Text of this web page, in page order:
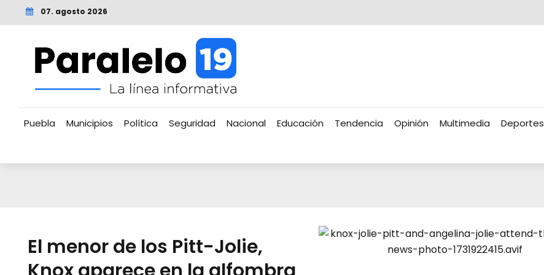
07. agosto 2026
Puebla Municipios Política Seguridad Nacional Educación Tendencia Opinión Multimedia Deportes
El menor de los Pitt-Jolie,